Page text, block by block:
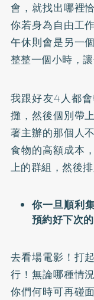
會，就找出哪裡
你若身為自由工
午休則會是另一
整整一個小時，
我跟好友4人都
攤，然後個別帶
著主辦的那個人
食物的高額成本
上的群組，然後
你一旦順利
預約好下次的
去看場電影！打
行！無論哪種情
你們何時可再碰